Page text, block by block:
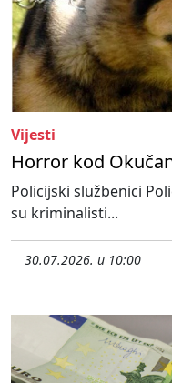
Vijesti
Horror kod
Policijski službenici
su kriminalisti...
30.07.2026. u 10:00